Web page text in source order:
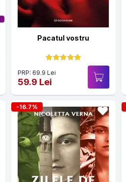
Pacatul vostru
PRP: 69.9 Lei
59.9 Lei
-16.7%